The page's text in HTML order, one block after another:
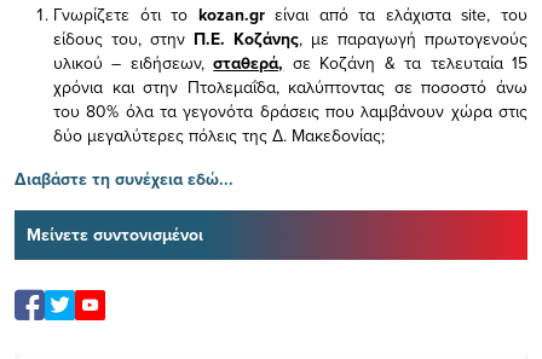
Γνωρίζετε ότι το kozan.gr είναι από τα ελάχισταsite, του
είδους του, στην Π.Ε. Κοζάνης, με παραγωγή πρωτογενούς
υλικού – ειδήσεων,σταθερά, σε Κοζάνη & τα τελευταία 15
χρόνια και στην Πτολεμαΐδα, καλύπτοντας σε ποσοστό άνω
του 80% όλα τα γεγονότα δράσεις που λαμβάνουν χώρα στις
δύο μεγαλύτερες πόλεις της Δ. Μακεδονίας;
Διαβάστε τη συνέχεια εδώ...
Μείνετε συντονισμένοι